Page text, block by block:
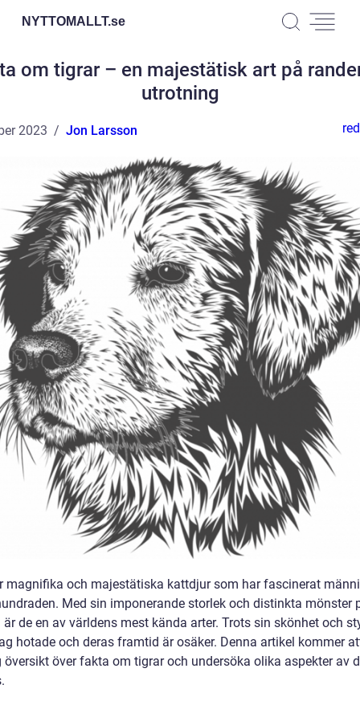
NYTTOMALLT.se
om tigrar – en majestätisk art på
utrotning
2023 Jon Larsson
magnifika och majestätiska kattdjur som har fascinerat
Med sin imponerande storlek och distinkta mönster
är de en av världens mest kända arter. Trots sin skönhet och
hotade och deras framtid är osäker. Denna artikel kommer
översikt över fakta om tigrar och undersöka olika aspekter av